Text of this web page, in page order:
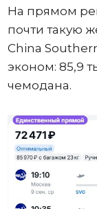
На прямом
почти такую
China
эконом: 85,9
чемодана.